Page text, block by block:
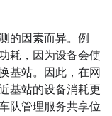
的因素而异。例
耗，因为设备会使
基站。因此，在网
基站的设备消耗更
队管理服务共享位